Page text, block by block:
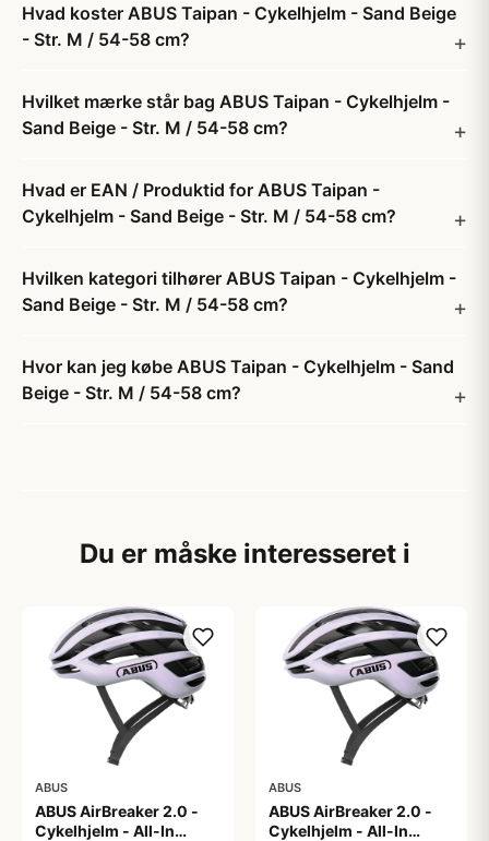
Hvad koster ABUS Taipan - Cykelhjelm - Sand Beige
- Str. M / 54-58 cm?
Hvilket mærke står bag ABUS Taipan - Cykelhjelm -
Sand Beige - Str. M / 54-58 cm?
Hvad er EAN / Produktid for ABUS Taipan -
Cykelhjelm - Sand Beige - Str. M / 54-58 cm?
Hvilken kategori tilhører ABUS Taipan - Cykelhjelm -
Sand Beige - Str. M / 54-58 cm?
Hvor kan jeg købe ABUS Taipan - Cykelhjelm - Sand
Beige - Str. M / 54-58 cm?
Du er måske interesseret i
ABUS
ABUS AirBreaker 2.0 -
Cykelhjelm - All-In
ABUS
ABUS AirBreaker 2.0 -
Cykelhjelm - All-In